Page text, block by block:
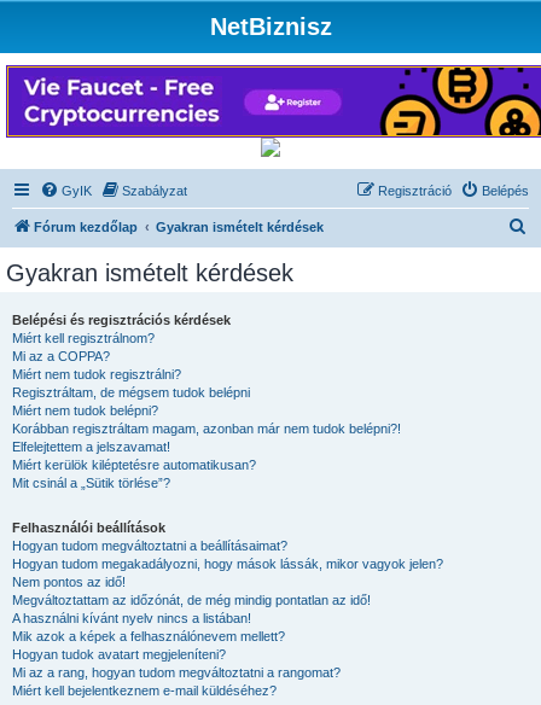
NetBiznisz
GyIK Szabályzat Belépés
Regisztráció
Fórum kezdőlap Gyakran ismételt kérdések
Gyakran ismételt kérdések
Belépési és regisztrációs kérdések
Miért kell regisztrálnom?
Mi az a COPPA?
Miért nem tudok regisztrálni?
Regisztráltam, de mégsem tudok belépni
Miért nem tudok belépni?
Korábban regisztráltam magam, azonban már nem tudok belépni?!
Elfelejtettem a jelszavamat!
Miért kerülök kiléptetésre automatikusan?
Mit csinál a „Sütik törlése”?
Felhasználói beállítások
Hogyan tudom megváltoztatni a beállításaimat?
Hogyan tudom megakadályozni, hogy mások lássák, mikor vagyok jelen?
Nem pontos az idő!
Megváltoztattam az időzónát, de még mindig pontatlan az idő!
A használni kívánt nyelv nincs a listában!
Mik azok a képek a felhasználónevem mellett?
Hogyan tudok avatart megjeleníteni?
Mi az a rang, hogyan tudom megváltoztatni a rangomat?
Miért kell bejelentkeznem e-mail küldéséhez?